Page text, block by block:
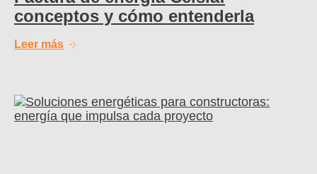
conceptos y cómo entenderla
Leer más